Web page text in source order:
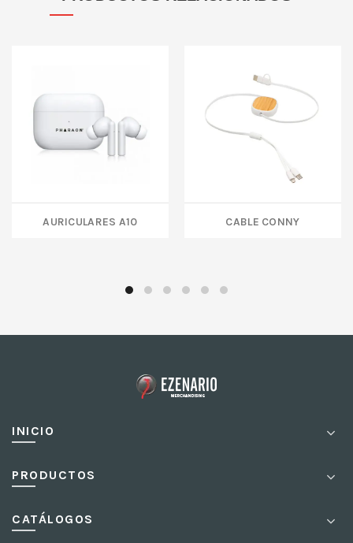
AURICULARES A10 CABLE CONNY
INICIO
PRODUCTOS
CATÁLOGOS